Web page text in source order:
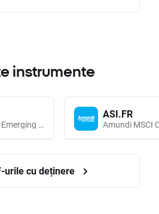
instrumente
Amundi MSCI Emerging Markets UCITS (Acc EUR)
ASI.FR
urile cu deținere